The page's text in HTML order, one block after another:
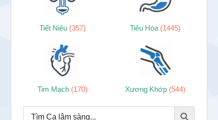
Tiết Niệu (357) Tiêu Hóa (1445)
Tim Mạch (170) Xương Khớp (544)